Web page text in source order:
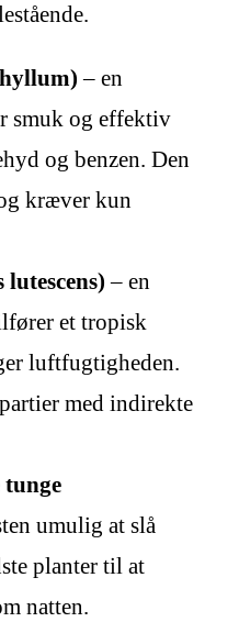
– en
smuk og effektiv
og benzen. Den
kræver kun
– en
et tropisk
luftfugtigheden.
med indirekte
tunge
umulig at slå
planter til at
natten.